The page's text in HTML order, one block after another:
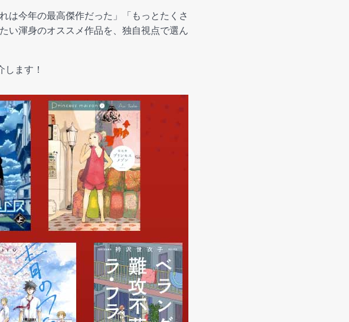
は今年の最高傑作だった」「もっとたくさ
い渾身のオススメ作品を、独自視点で選ん
ます！